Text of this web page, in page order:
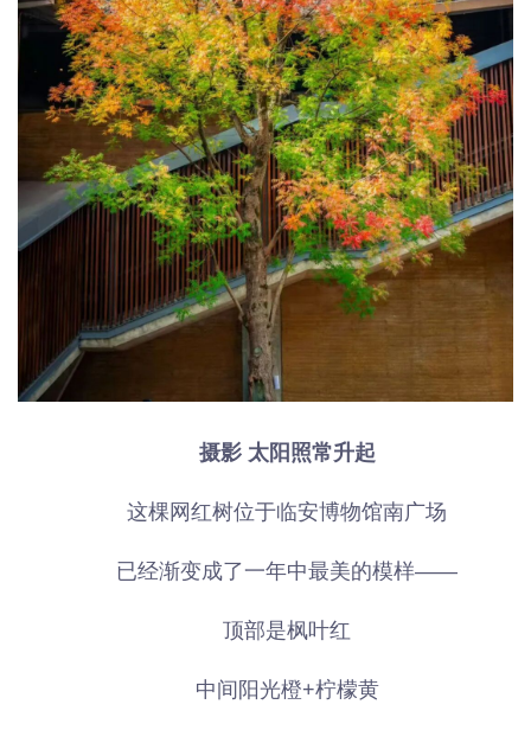
摄影 太阳照常升起
这棵网红树位于临安博物馆南广场
已经渐变成了一年中最美的模样——
顶部是枫叶红
中间阳光橙+柠檬黄